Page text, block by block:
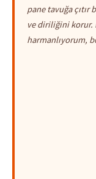
pane tavuğa çıtır
ve diriliğini korur.
harmanlıyorum,